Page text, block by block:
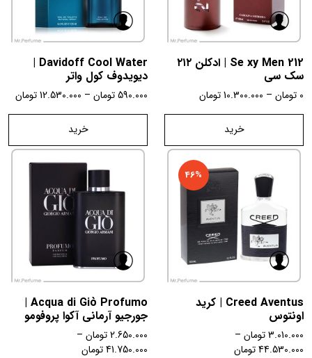
212 Se xy Men | ادکلن ۲۱۲
سک سی
0 تومان –
10.300.000تومان
خرید
Davidoff Cool Water |
دیویدوف کول واتر
590.000تومان –
12.530.000تومان
خرید
46%
Creed Aventus | کرید
اونتوس
3.010.000تومان –
44.530.000تومان
Acqua di Giò Profumo |
جورجیو آرمانی آکوا پروفومو
2.650.000تومان –
41.750.000تومان